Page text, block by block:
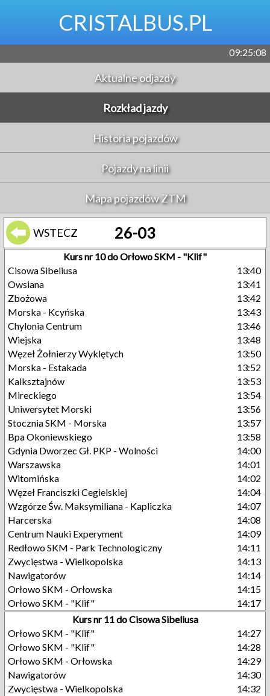
CRISTALBUS.PL
09:25:09
Aktualne odjazdy
Rozkład jazdy
Historia pojazdów
Pojazdy na linii
Mapa pojazdów ZTM
WSTECZ 26-03
Kurs nr 10 do Orłowo SKM - "Klif"
Cisowa Sibeliusa
13:40
Owsiana
13:41
Zbożowa
13:42
Morska - Kcyńska
13:43
Chylonia Centrum
13:46
Wiejska
13:48
Węzeł Żołnierzy Wyklętych
13:50
Morska - Estakada
13:52
Kalksztajnów
13:53
Mireckiego
13:54
Uniwersytet Morski
13:56
Stocznia SKM - Morska
13:57
Bpa Okoniewskiego
13:58
Gdynia Dworzec Gł. PKP - Wolności
14:00
Warszawska
14:01
Witomińska
14:02
Węzeł Franciszki Cegielskiej
14:04
Wzgórze Św. Maksymiliana - Kapliczka
14:07
Harcerska
14:08
Centrum Nauki Experyment
14:09
Redłowo SKM - Park Technologiczny
14:11
Zwycięstwa - Wielkopolska
14:13
Nawigatorów
14:14
Orłowo SKM - Orłowska
14:15
Orłowo SKM - "Klif"
14:17
Kurs nr 11 do Cisowa Sibeliusa
Orłowo SKM - "Klif"
14:27
Orłowo SKM - "Klif"
14:28
Orłowo SKM - Orłowska
14:29
Nawigatorów
14:30
Zwycięstwa - Wielkopolska
14:32